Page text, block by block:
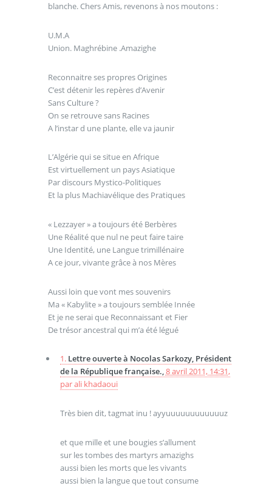
blanche. Chers Amis, revenons à nos moutons :
U.M.A
Union. Maghrébine .Amazighe
Reconnaitre ses propres Origines
C’est détenir les repères d’Avenir
Sans Culture ?
On se retrouve sans Racines
A l’instar d une plante, elle va jaunir
L’Algérie qui se situe en Afrique
Est virtuellement un pays Asiatique
Par discours Mystico-Politiques
Et la plus Machiavélique des Pratiques
« Lezzayer » a toujours été Berbères
Une Réalité que nul ne peut faire taire
Une Identité, une Langue trimillénaire
A ce jour, vivante grâce à nos Mères
Aussi loin que vont mes souvenirs
Ma « Kabylite » a toujours semblée Innée
Et je ne serai que Reconnaissant et Fier
De trésor ancestral qui m’a été légué
1. Lettre ouverte à Nocolas Sarkozy, Président
de la République française.,8 avril 2011, 14:31,
parali khadaoui
Très bien dit, tagmat inu ! ayyuuuuuuuuuuuuz
et que mille et une bougies s’allument
sur les tombes des martyrs amazighs
aussi bien les morts que les vivants
aussi bien la langue que tout consume